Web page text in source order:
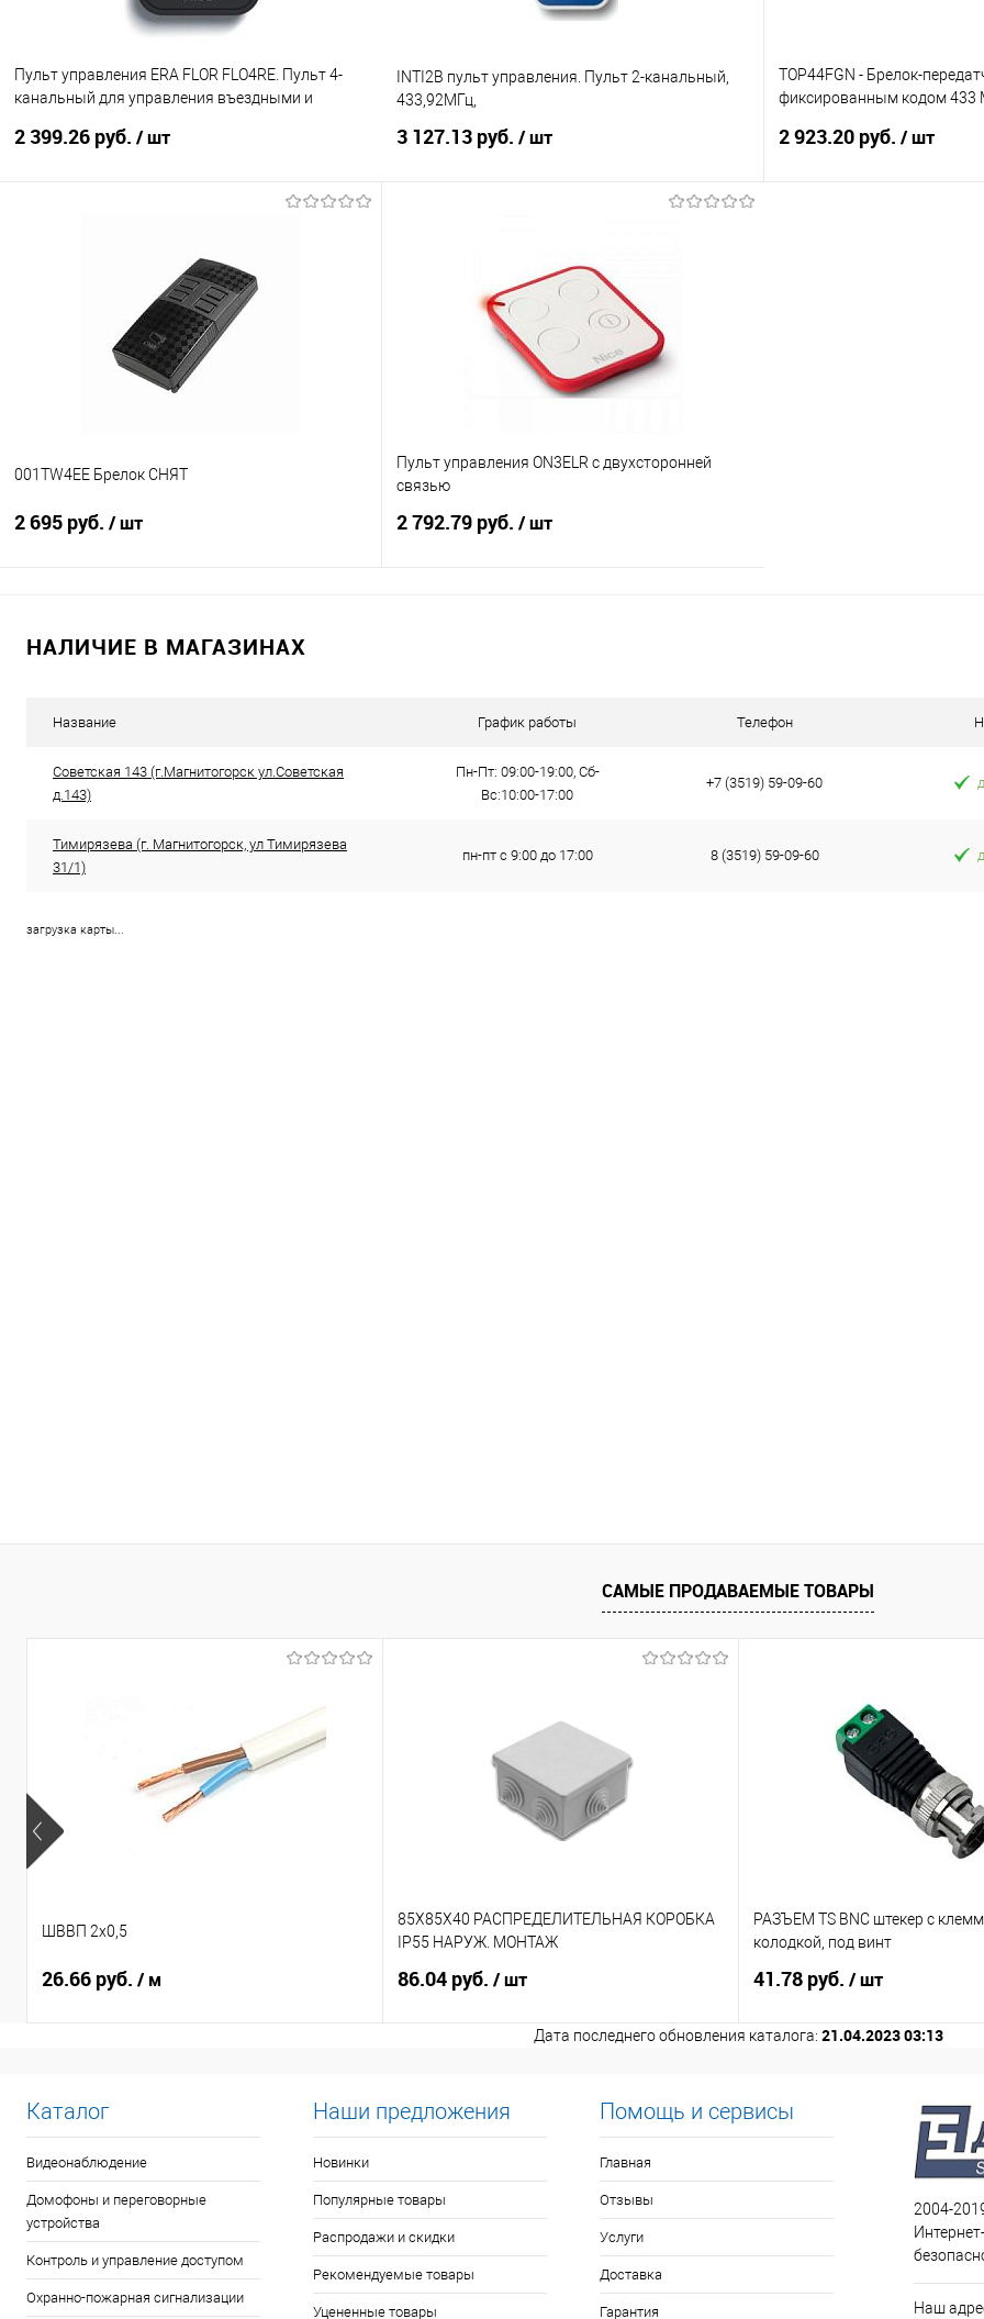
Пульт управления ERA FLOR FLO4RE. Пульт 4-
канальный для управления въездными и
2 399.26 руб. / шт
К сравнению
Под заказ
INTI2В пульт управления. Пульт 2-канальный,
433,92МГц,
3 127.13 руб. / шт
Купить в 1 клик
К сравнению
В избранное
2
TOP44FGN - Брелок-
фиксированным кодом 433
2 923.20 руб. / шт
001TW4EE Брелок СНЯТ
2 695 руб. / шт
Пульт управления ON3ELR с двухсторонней
связью
2 792.79 руб. / шт
НАЛИЧИЕ В МАГАЗИНАХ
Название График работы Телефон
Советская 143 (г.Магнитогорск ул.Советская
д.143)
Пн-Пт: 09:00-19:00, Сб-
Вс:10:00-17:00
+7 (3519) 59-09-60
Тимирязева (г. Магнитогорск, ул Тимирязева
31/1)
пн-пт с 9:00 до 17:00 8 (3519) 59-09-60
загрузка карты...
САМЫЕ ПРОДАВАЕМЫЕ ТОВАРЫ
ШВВП 2х0,5
26.66 руб. / м
85X85X40 РАСПРЕДЕЛИТЕЛЬНАЯ КОРОБКА
IP55 НАРУЖ. МОНТАЖ
86.04 руб. / шт
РАЗЪЕМ TS BNC штекер с
колодкой, под винт
41.78 руб. / шт
Дата последнего обновления каталога: 21.04.2023 03:13
Каталог
Видеонаблюдение
Домофоны и переговорные
устройства
Контроль и управление доступом
Охранно-пожарная сигнализации
Наши предложения
Новинки
Популярные товары
Распродажи и скидки
Рекомендуемые товары
Уцененные товары
Помощь и сервисы
Главная
Отзывы
Услуги
Доставка
Гарантия
2004-
Наш